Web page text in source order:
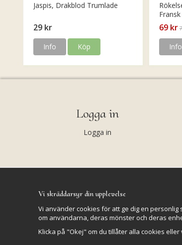
Jaspis, Drakblod Trumlade
29 kr
Info Köp
69 kr
Info
Logga in
Logga in
Vi skräddarsyr din upplevelse
Vi använder cookies för att ge dig en
om användarna, deras mönster och deras
Klicka på "Okej" om du tillåter alla cookies